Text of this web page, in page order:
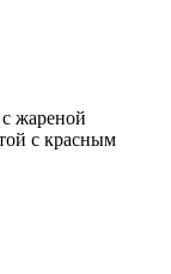
жареной
с красным